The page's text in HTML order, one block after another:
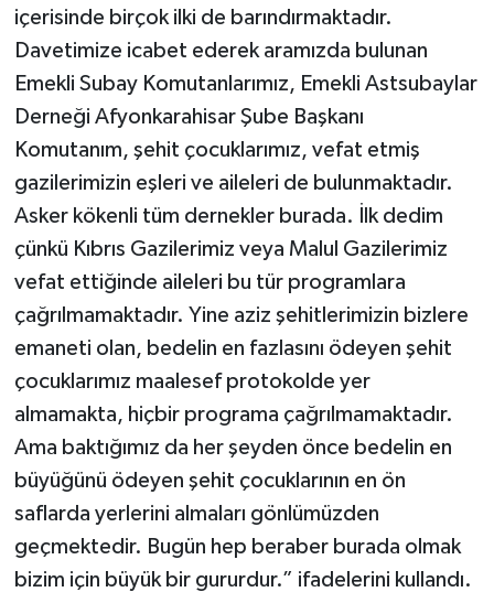
içerisinde birçok ilki de barındırmaktadır.
Davetimize icabet ederek aramızda bulunan
Emekli Subay Komutanlarımız, Emekli Astsubaylar
Derneği Afyonkarahisar Şube Başkanı
Komutanım, şehit çocuklarımız, vefat etmiş
gazilerimizin eşleri ve aileleri de bulunmaktadır.
Asker kökenli tüm dernekler burada. İlk dedim
çünkü Kıbrıs Gazilerimiz veya Malul Gazilerimiz
vefat ettiğinde aileleri bu tür programlara
çağrılmamaktadır. Yine aziz şehitlerimizin bizlere
emaneti olan, bedelin en fazlasını ödeyen şehit
çocuklarımız maalesef protokolde yer
almamakta, hiçbir programa çağrılmamaktadır.
Ama baktığımız da her şeyden önce bedelin en
büyüğünü ödeyen şehit çocuklarının en ön
saflarda yerlerini almaları gönlümüzden
geçmektedir. Bugün hep beraber burada olmak
bizim için büyük bir gururdur.” ifadelerini kullandı.